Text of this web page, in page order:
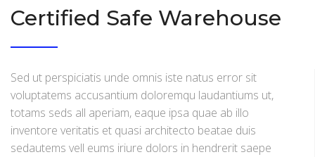
Certified Safe Warehouse
Sed ut perspiciatis unde omnis iste natus error sit
voluptatems accusantium doloremqu laudantiums ut,
totams seds all aperiam, eaque ipsa quae ab illo
inventore veritatis et quasi architecto beatae duis
sedautems vell eums iriure dolors in hendrerit saepe